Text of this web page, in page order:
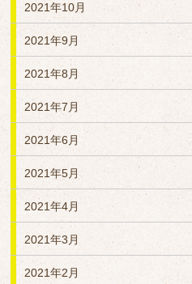
2021年10月
2021年9月
2021年8月
2021年7月
2021年6月
2021年5月
2021年4月
2021年3月
2021年2月